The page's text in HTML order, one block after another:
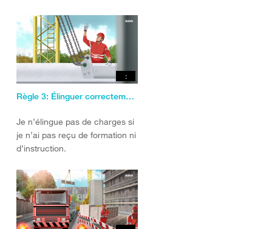
:
Règle 3: Élinguer correctement les charges
Je n’élingue pas de charges si
je n’ai pas reçu de formation ni
d’instruction.